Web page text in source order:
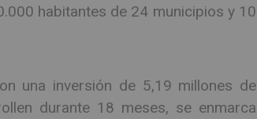
habitantes de 24 municipios y 10
una inversión de 5,19 millones de
durante 18 meses, se enmarca